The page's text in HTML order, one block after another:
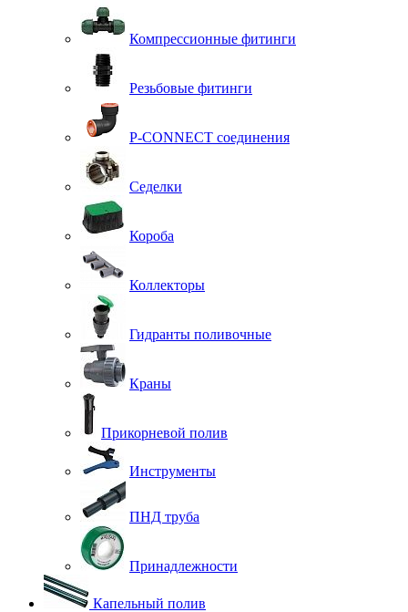
Компрессионные фитинги
Резьбовые фитинги
P-CONNECT соединения
Седелки
Короба
Коллекторы
Гидранты поливочные
Краны
Прикорневой полив
Инструменты
ПНД труба
Принадлежности
Капельный полив